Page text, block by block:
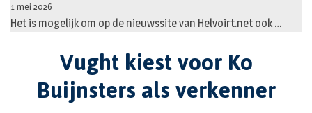
1 mei 2026
Het is mogelijk om op de nieuwssite van Helvoirt.net ook …
Vught kiest voor Ko
Buijnsters als verkenner